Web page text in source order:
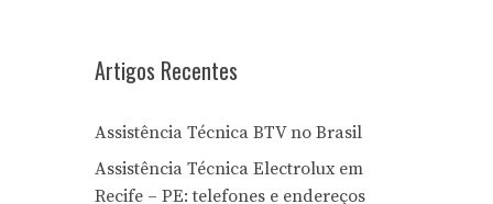
Artigos Recentes
Assistência Técnica BTV no Brasil
Assistência Técnica Electrolux em
Recife – PE: telefones e endereços